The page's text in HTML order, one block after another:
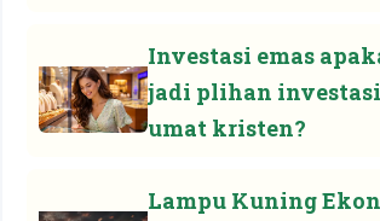
Investasi emas
jadi plihan
umat kristen?
Lampu Kuning